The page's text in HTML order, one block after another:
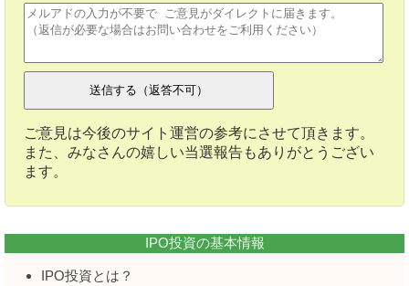
ご意見は今後のサイト運営の参考にさせて頂きます。
また、みなさんの嬉しい当選報告もありがとうござい
ます。
IPO投資の基本情報
IPO投資とは？